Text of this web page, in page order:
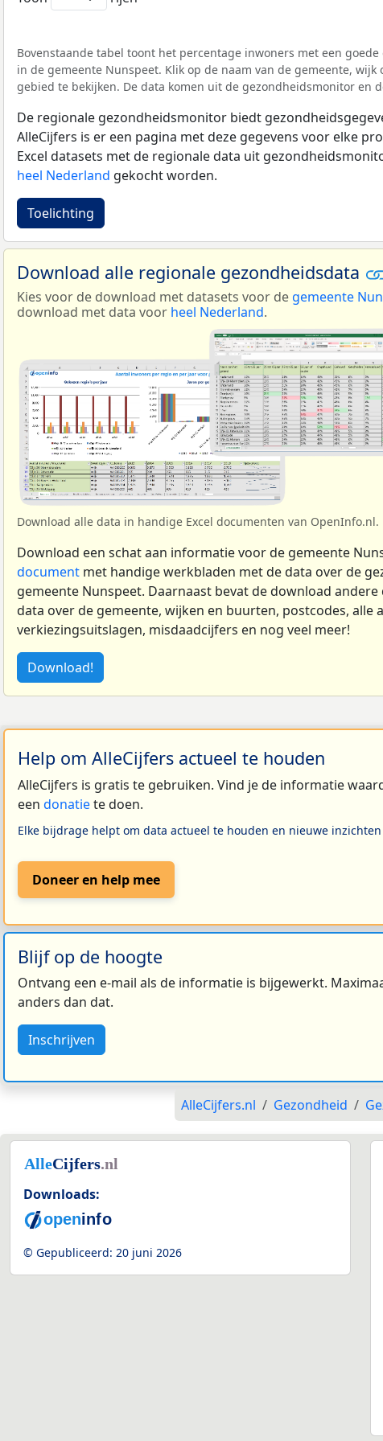
Bovenstaande tabel toont het percentage inwoners met een
in de gemeente Nunspeet. Klik op de naam van de gemeente,
gebied te bekijken. De data komen uit de gezondheidsmonitor en
De regionale gezondheidsmonitor biedt
AlleCijfers is er een pagina met deze gegevens voor elke
Excel datasets met de regionale data uit
heel Nederland gekocht worden.
Toelichting
Download alle regionale gezondheidsdata
Kies voor de download met datasets voor de gemeente
download met data voor heel Nederland.
Download alle data in handige Excel documenten van
Download een schat aan informatie voor de gemeente
document met handige werkbladen met de data over de
gemeente Nunspeet. Daarnaast bevat de download
data over de gemeente, wijken en buurten, postcodes, alle
verkiezingsuitslagen, misdaadcijfers en nog veel meer!
Download!
Help om AlleCijfers actueel te houden
AlleCijfers is gratis te gebruiken. Vind je de informatie
een donatiete doen.
Elke bijdrage helpt om data actueel te houden en nieuwe
Doneer en help mee
Blijf op de hoogte
Ontvang een e-mail als de informatie is bijgewerkt.
anders dan dat.
Inschrijven
AlleCijfers.nl Gezondheid
Downloads:
© Gepubliceerd: 20 juni 2026